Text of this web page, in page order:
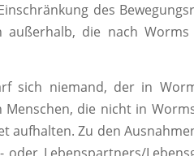
des
die nach Worms
sich niemand, der in
die nicht in
aufhalten. Zu den